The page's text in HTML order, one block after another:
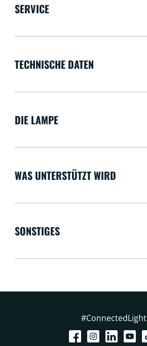
SERVICE
TECHNISCHE DATEN
DIE LAMPE
WAS UNTERSTÜTZT WIRD
SONSTIGES
#ConnectedLight